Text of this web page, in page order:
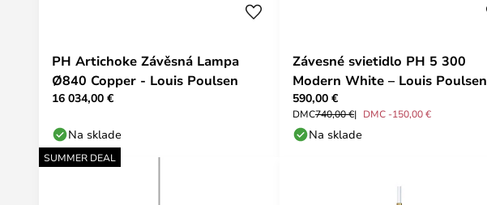
PH Artichoke Závěsná Lampa
Ø840 Copper - Louis Poulsen
16 034,00 €
Na sklade
Závesné svietidlo PH 5 300
Modern White – Louis Poulsen
590,00 €
DMC740,00 € DMC -150,00 €
Na sklade
SUMMER DEAL